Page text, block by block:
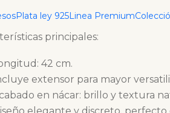
Plata ley 925Linea Premium
looks casuales y
principales:
42 cm.
extensor para mayor
en nácar: brillo y textura